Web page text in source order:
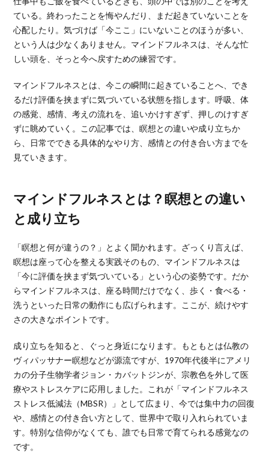
ている。終わったことを悔やんだり、まだ起きていないことを
心配したり。気づけば「今ここ」にいないことのほうが多い、
という人は少なくありません。マインドフルネスは、そんな忙
しい頭を、そっと今へ戻すための練習です。
マインドフルネスとは、今この瞬間に起きていることへ、でき
るだけ評価を挟まずに気づいている状態を指します。呼吸、体
の感覚、感情、考えの流れを、追いかけすぎず、押しのけすぎ
ずに眺めていく。この記事では、瞑想との違いや成り立ちか
ら、日常でできる具体的なやり方、感情との付き合い方までを
見ていきます。
マインドフルネスとは？瞑想との違い
と成り立ち
「瞑想と何が違うの？」とよく聞かれます。ざっくり言えば、
瞑想は座って心を整える実践そのもの、マインドフルネスは
「今に評価を挟まず気づいている」という心の姿勢です。だか
らマインドフルネスは、座る時間だけでなく、歩く・食べる・
洗うといった日常の動作にも広げられます。ここが、続けやす
さの大きなポイントです。
成り立ちを知ると、ぐっと身近になります。もともとは仏教の
ヴィパッサナー瞑想などが源流ですが、1970年代後半にアメリ
カの分子生物学者ジョン・カバットジンが、宗教色を外して医
療やストレスケアに応用しました。これが「マインドフルネス
ストレス低減法（MBSR）」として広まり、今では集中力の回復
や、感情との付き合い方として、世界中で取り入れられていま
す。特別な信仰がなくても、誰でも日常で育てられる感覚なの
です。